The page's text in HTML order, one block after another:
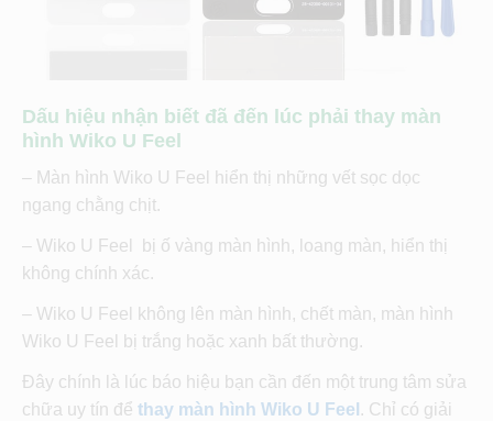
Dấu hiệu nhận biết đã đến lúc phải thay màn
hình Wiko U Feel
– Màn hình Wiko U Feel hiển thị những vết sọc dọc
ngang chằng chịt.
– Wiko U Feel bị ố vàng màn hình, loang màn, hiển thị
không chính xác.
– Wiko U Feel không lên màn hình, chết màn, màn hình
Wiko U Feel bị trắng hoặc xanh bất thường.
Đây chính là lúc báo hiệu bạn cần đến một trung tâm sửa
chữa uy tín để thay màn hình Wiko U Feel . Chỉ có giải